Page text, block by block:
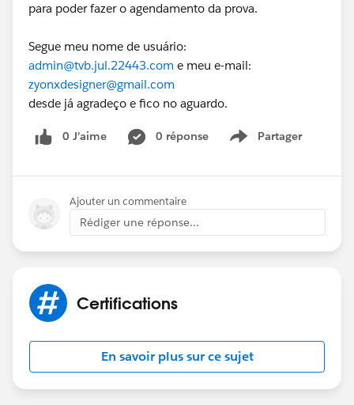
para poder fazer o agendamento da prova.
Segue meu nome de usuário:
admin@tvb.jul.22443.com e meu e-mail:
zyonxdesigner@gmail.com
desde já agradeço e fico no aguardo.
0 J’aime 0 réponse Partager
Show menu
Ajouter un commentaire
Rédiger une réponse...
Certifications
En savoir plus sur ce sujet